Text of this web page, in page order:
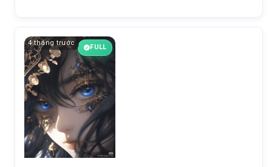
4 tháng trước
FULL